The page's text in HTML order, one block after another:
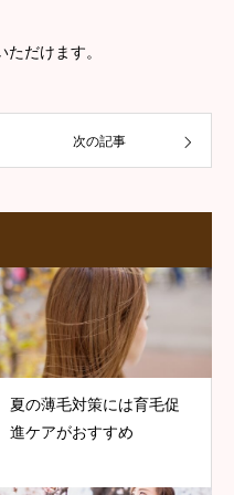
だけます。
次の記事
夏の薄毛対策には育毛促
進ケアがおすすめ